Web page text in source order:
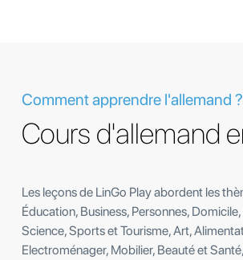
Comment apprendre l'allemand ?
Cours d'allemand
Les leçons de LinGo Play abordent les
Éducation, Business, Personnes,
Science, Sports et Tourisme, Art,
Electroménager, Mobilier, Beauté et